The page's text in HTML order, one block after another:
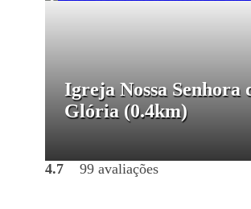
Igreja Nossa Senhora
Glória (0.4km)
4.7 99 avaliações